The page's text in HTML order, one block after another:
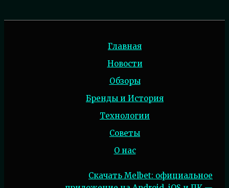
Главная
Новости
Обзоры
Бренды и История
Технологии
Советы
О нас
Скачать Melbet: официальное